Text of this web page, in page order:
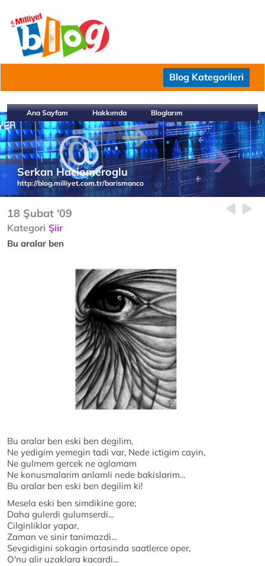
Blog Kategorileri
Ana Sayfam Hakkımda Bloglarım
Serkan Haciomeroglu
http://blog.milliyet.com.tr/barismanco
18 Şubat '09
Kategori Şiir
Bu aralar ben
Bu aralar ben eski ben degilim,
Ne yedigim yemegin tadi var, Nede ictigim cayin,
Ne gulmem gercek ne aglamam
Ne konusmalarim anlamli nede bakislarim...
Bu aralar ben eski ben degilim ki!
Mesela eski ben simdikine gore;
Daha gulerdi gulumserdi...
Cilginliklar yapar,
Zaman ve sinir tanimazdi...
Sevgidigini sokagin ortasinda saatlerce oper,
O'nu alir uzaklara kacardi...